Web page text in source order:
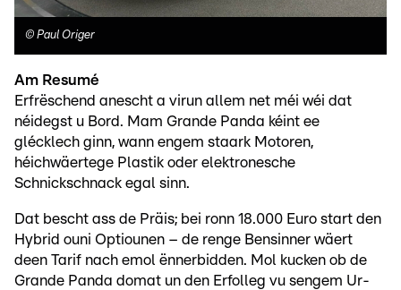
© Paul Origer
Am Resumé
Erfrëschend anescht a virun allem net méi wéi dat
néidegst u Bord. Mam Grande Panda kéint ee
glécklech ginn, wann engem staark Motoren,
héichwäertege Plastik oder elektronesche
Schnickschnack egal sinn.
Dat bescht ass de Präis; bei ronn 18.000 Euro start den
Hybrid ouni Optiounen – de renge Bensinner wäert
deen Tarif nach emol ënnerbidden. Mol kucken ob de
Grande Panda domat un den Erfolleg vu sengem Ur-